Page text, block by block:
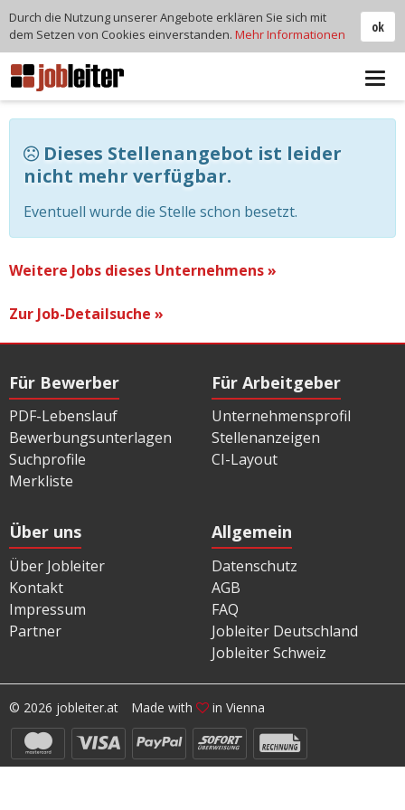
Dieses Stellenangebot ist leider
nicht mehr verfügbar.
Eventuell wurde die Stelle schon besetzt.
Weitere Jobs dieses Unternehmens »
Zur Job-Detailsuche »
Für Bewerber
PDF-Lebenslauf
Bewerbungsunterlagen
Suchprofile
Merkliste
Für Arbeitgeber
Unternehmensprofil
Stellenanzeigen
CI-Layout
Über uns
Über Jobleiter
Kontakt
Impressum
Partner
Allgemein
Datenschutz
AGB
FAQ
Jobleiter Deutschland
Jobleiter Schweiz
© 2026 jobleiter.at Made with in Vienna
ok
Durch die Nutzung unserer Angebote erklären Sie sich mit
dem Setzen von Cookies einverstanden. Mehr Informationen